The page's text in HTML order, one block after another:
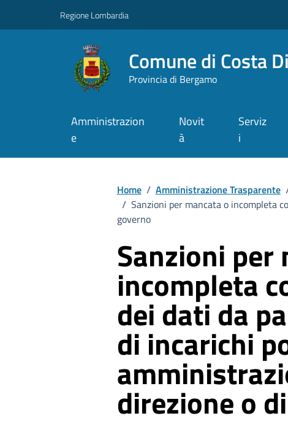
Regione Lombardia
Comune di Costa
Provincia di Bergamo
Amministrazion
e
Novit
à
Serviz
i
Home / Amministrazione Trasparente
/ Sanzioni per mancata o incompleta
governo
Sanzioni per
incompleta
dei dati da
di incarichi
direzione o